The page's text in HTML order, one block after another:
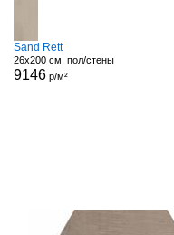
Sand Rett
26x200 см, пол/стены
9146 р/м²